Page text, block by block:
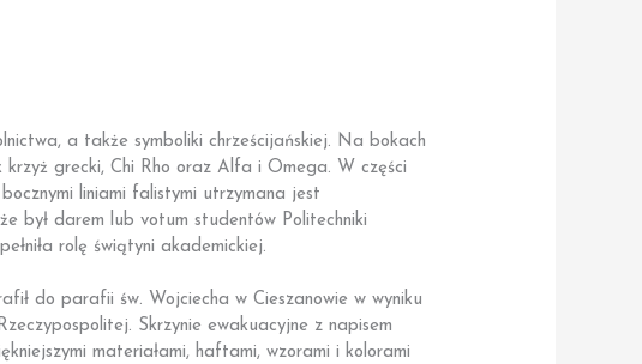
a także symboliki chrześcijańskiej. Na bokach
krzyż grecki, Chi Rho oraz Alfa i Omega. W części
liniami falistymi utrzymana jest
był darem lub votum studentów Politechniki
rolę świątyni akademickiej.
do parafii św. Wojciecha w Cieszanowie w wyniku
Skrzynie ewakuacyjne z napisem
materiałami, haftami, wzorami i kolorami